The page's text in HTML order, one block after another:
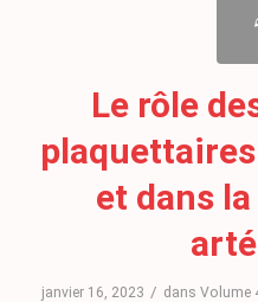
Le rôle
et dans
janvier 16, 2023 / dans Volume